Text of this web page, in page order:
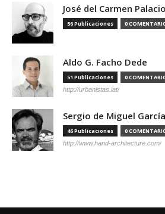
José del Carmen
56 Publicaciones 0
Aldo G. Facho Dede
51 Publicaciones 0
http://urbanistas.lat/
Sergio de Miguel García
46 Publicaciones 0
http://www.hand-architecture.com/